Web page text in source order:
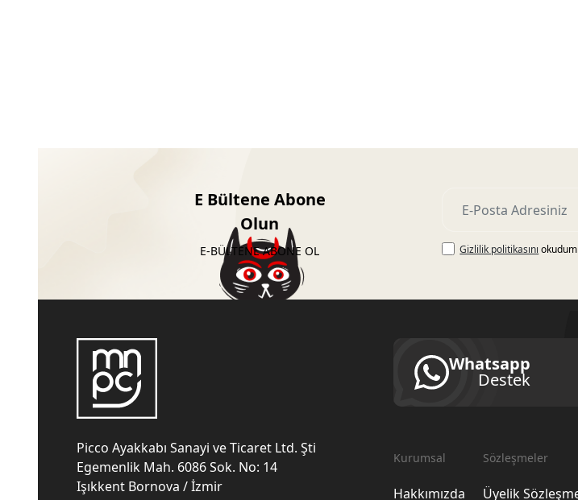
E Bültene Abone
Olun
E-BÜLTENE ABONE OL Gizlilik politikasını
Picco Ayakkabı Sanayi ve Ticaret Ltd. Şti
Egemenlik Mah. 6086 Sok. No: 14
Işıkkent Bornova / İzmir
Whatsapp
Destek
Kurumsal
Hakkımızda
Sözleşmeler
Üyelik